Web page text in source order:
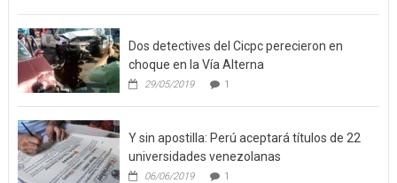
Dos detectives del Cicpc perecieron en
choque en la Vía Alterna
29/05/2019 1
Y sin apostilla: Perú aceptará títulos de 22
universidades venezolanas
06/06/2019 1